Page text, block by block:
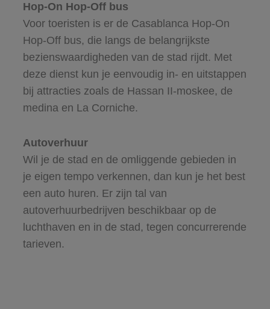
Hop-On Hop-Off bus
Voor toeristen is er de Casablanca Hop-On
Hop-Off bus, die langs de belangrijkste
bezienswaardigheden van de stad rijdt. Met
deze dienst kun je eenvoudig in- en uitstappen
bij attracties zoals de Hassan II-moskee, de
medina en La Corniche.
Autoverhuur
Wil je de stad en de omliggende gebieden in
je eigen tempo verkennen, dan kun je het best
een auto huren. Er zijn tal van
autoverhuurbedrijven beschikbaar op de
luchthaven en in de stad, tegen concurrerende
tarieven.